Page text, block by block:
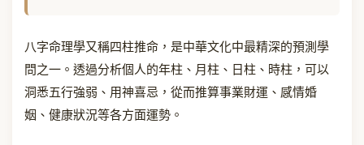
八字命理學又稱四柱推命，是中華文化中最精深的預測學
問之一。透過分析個人的年柱、月柱、日柱、時柱，可以
洞悉五行強弱、用神喜忌，從而推算事業財運、感情婚
姻、健康狀況等各方面運勢。